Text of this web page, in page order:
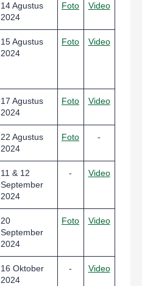
14 Agustus
2024
Foto Video
15 Agustus
2024
Foto Video
17 Agustus
2024
Foto Video
22 Agustus
2024
Foto -
11 & 12
September
2024
- Video
20
September
2024
Foto Video
16 Oktober
2024
- Video